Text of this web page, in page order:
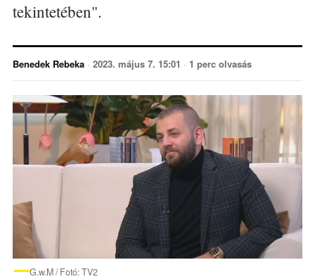
tekintetében".
Benedek Rebeka · 2023. május 7. 15:01 · 1 perc olvasás
G.w.M / Fotó: TV2